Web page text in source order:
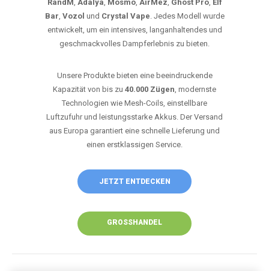
RandM, Adalya, Mosmo, AirMez, Ghost Pro, Elf
Bar, Vozol und Crystal Vape. Jedes Modell wurde
entwickelt, um ein intensives, langanhaltendes und
geschmackvolles Dampferlebnis zu bieten.
Unsere Produkte bieten eine beeindruckende
Kapazität von bis zu 40.000 Zügen, modernste
Technologien wie Mesh-Coils, einstellbare
Luftzufuhr und leistungsstarke Akkus. Der Versand
aus Europa garantiert eine schnelle Lieferung und
einen erstklassigen Service.
JETZT ENTDECKEN
GROSSHANDEL